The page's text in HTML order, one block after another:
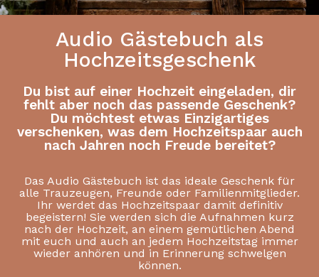
Audio Gästebuch als
Hochzeitsgeschenk
Du bist auf einer Hochzeit eingeladen, dir
fehlt aber noch das passende Geschenk?
Du möchtest etwas Einzigartiges
verschenken, was dem Hochzeitspaar auch
nach Jahren noch Freude bereitet?
Das Audio Gästebuch ist das ideale Geschenk für
alle Trauzeugen, Freunde oder Familienmitglieder.
Ihr werdet das Hochzeitspaar damit definitiv
begeistern! Sie werden sich die Aufnahmen kurz
nach der Hochzeit, an einem gemütlichen Abend
mit euch und auch an jedem Hochzeitstag immer
wieder anhören und in Erinnerung schwelgen
können.